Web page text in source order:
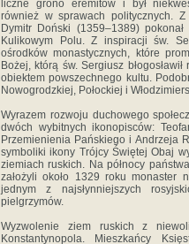
liczne grono eremitów i był
również w sprawach politycznych. Z
Dymitr Doński (1359–1389)
Kulikowym Polu. Z inspiracji św.
ośrodków monastycznych, które
Bożej, którą św. Sergiusz
obiektem powszechnego kultu.
Nowogrodzkiej, Połockiej i
Wyrazem rozwoju duchowego
dwóch wybitnych ikonopisców:
Przemienienia Pańskiego i Andrzeja
symboliki ikony Trójcy Świętej Obaj
ziemiach ruskich. Na północy
założyli około 1329 roku monaster
jednym z najsłynniejszych
pielgrzymów.
Wyzwolenie ziem ruskich z
Konstantynopola. Mieszkańcy